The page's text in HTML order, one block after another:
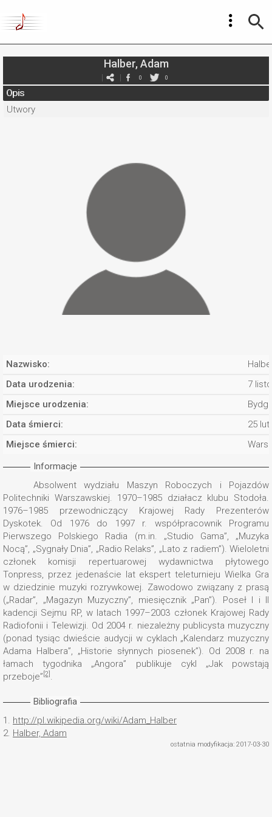
Halber, Adam
0 0
Opis
Utwory
Nazwisko:
Data urodzenia:
7
Miejsce urodzenia:
Data śmierci:
25
Miejsce śmierci:
Informacje
Absolwent wydziału Maszyn Roboczych i Pojazdów
Politechniki Warszawskiej. 1970–1985 działacz klubu Stodoła.
1976–1985 przewodniczący Krajowej Rady Prezenterów
Dyskotek. Od 1976 do 1997 r. współpracownik Programu
Pierwszego Polskiego Radia (m.in. „Studio Gama”, „Muzyka
Nocą”, „Sygnały Dnia”, „Radio Relaks”, „Lato z radiem”). Wieloletni
członek komisji repertuarowej wydawnictwa płytowego
Tonpress, przez jedenaście lat ekspert teleturnieju Wielka Gra
w dziedzinie muzyki rozrywkowej. Zawodowo związany z prasą
(„Radar”, „Magazyn Muzyczny”, miesięcznik „Pan”). Poseł I i II
kadencji Sejmu RP, w latach 1997–2003 członek Krajowej Rady
Radiofonii i Telewizji. Od 2004 r. niezależny publicysta muzyczny
(ponad tysiąc dwieście audycji w cyklach „Kalendarz muzyczny
Adama Halbera”, „Historie słynnych piosenek”). Od 2008 r. na
łamach tygodnika „Angora” publikuje cykl „Jak powstają
przeboje” [2] .
Bibliografia
1. http://pl.wikipedia.org/wiki/Adam_Halber
2. Halber, Adam
ostatnia modyfikacja: 2017-03-30